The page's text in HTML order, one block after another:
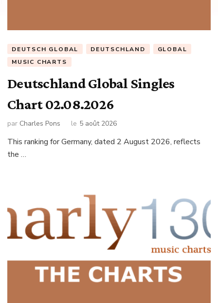
DEUTSCH GLOBAL DEUTSCHLAND
GLOBAL
MUSIC CHARTS
Deutschland Global Singles
Chart 02.08.2026
par Charles Pons le 5 août 2026
This ranking for Germany, dated 2 August 2026, reflects
the …